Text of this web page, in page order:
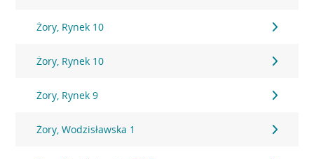
Żory, Rynek 10
Żory, Rynek 10
Żory, Rynek 9
Żory, Wodzisławska 1